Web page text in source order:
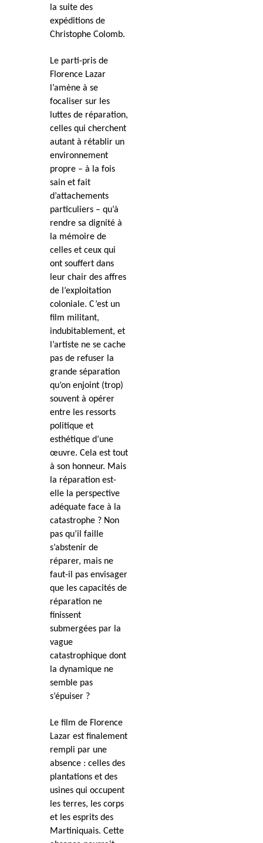
la suite des
expéditions de
Christophe Colomb.
Le parti-pris de
Florence Lazar
l’amène à se
focaliser sur les
luttes de réparation,
celles qui cherchent
autant à rétablir un
environnement
propre – à la fois
sain et fait
d’attachements
particuliers – qu’à
rendre sa dignité à
la mémoire de
celles et ceux qui
ont souffert dans
leur chair des affres
de l’exploitation
coloniale. C’est un
film militant,
indubitablement, et
l’artiste ne se cache
pas de refuser la
grande séparation
qu’on enjoint (trop)
souvent à opérer
entre les ressorts
politique et
esthétique d’une
œuvre. Cela est tout
à son honneur. Mais
la réparation est-
elle la perspective
adéquate face à la
catastrophe ? Non
pas qu’il faille
s’abstenir de
réparer, mais ne
faut-il pas envisager
que les capacités de
réparation ne
finissent
submergées par la
vague
catastrophique dont
la dynamique ne
semble pas
s’épuiser ?
Le film de Florence
Lazar est finalement
rempli par une
absence : celles des
plantations et des
usines qui occupent
les terres, les corps
et les esprits des
Martiniquais. Cette